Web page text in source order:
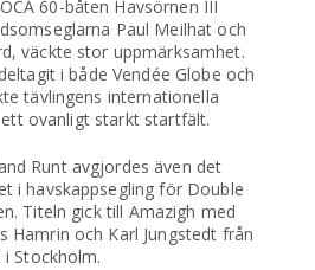
60-båten Havsörnen III
Paul Meilhat och
väckte stor uppmärksamhet.
i både Vendée Globe och
tävlingens internationella
ovanligt starkt startfält.
Runt avgjordes även det
i havskappsegling för Double
Titeln gick till Amazigh med
Hamrin och Karl Jungstedt från
i Stockholm.